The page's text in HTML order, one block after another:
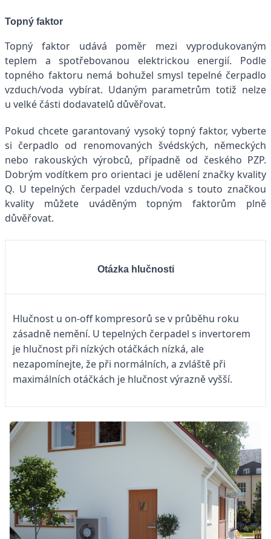
Topný faktor
Topný faktor udává poměr mezi vyprodukovaným
teplem a spotřebovanou elektrickou energií. Podle
topného faktoru nemá bohužel smysl tepelné čerpadlo
vzduch/voda vybírat. Udaným parametrům totiž nelze
u velké části dodavatelů důvěřovat.
Pokud chcete garantovaný vysoký topný faktor, vyberte
si čerpadlo od renomovaných švédských, německých
nebo rakouských výrobců, případně od českého PZP.
Dobrým vodítkem pro orientaci je udělení značky kvality
Q. U tepelných čerpadel vzduch/voda s touto značkou
kvality můžete uváděným topným faktorům plně
důvěřovat.
Otázka hlučnosti
Hlučnost u on-off kompresorů se v průběhu roku
zásadně nemění. U tepelných čerpadel s invertorem
je hlučnost při nízkých otáčkách nízká, ale
nezapomínejte, že při normálních, a zvláště při
maximálních otáčkách je hlučnost výrazně vyšší.